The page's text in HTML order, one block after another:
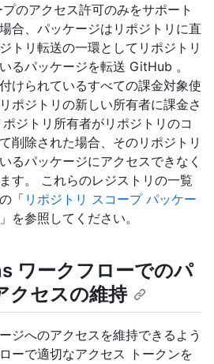
のアクセス許可のみをサポート
合、パッケージはリポジトリに直
トリ転送の一環としてリポジトリ
るパッケージを転送 GitHub 。
けられているすべての課金対象使
ポジトリの新しい所有者に課金さ
ジトリ所有者がリポジトリのコ
削除された場合、そのリポジトリ
るパッケージにアクセスできなく
す。 これらのレジストリの一覧
「リポジトリ スコープ パッケー
」を参照してください。
ワークフローでのパ
クセスの維持
ジへのアクセスを維持できるよう
ーで適切なアクセス トークンを